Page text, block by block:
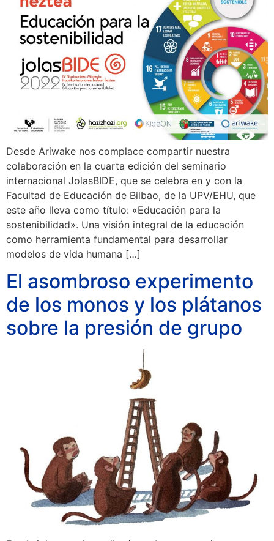
Desde Ariwake nos complace compartir nuestra
colaboración en la cuarta edición del seminario
internacional JolasBIDE, que se celebra en y con la
Facultad de Educación de Bilbao, de la UPV/EHU, que
este año lleva como título: «Educación para la
sostenibilidad». Una visión integral de la educación
como herramienta fundamental para desarrollar
modelos de vida humana […]
El asombroso experimento
de los monos y los plátanos
sobre la presión de grupo